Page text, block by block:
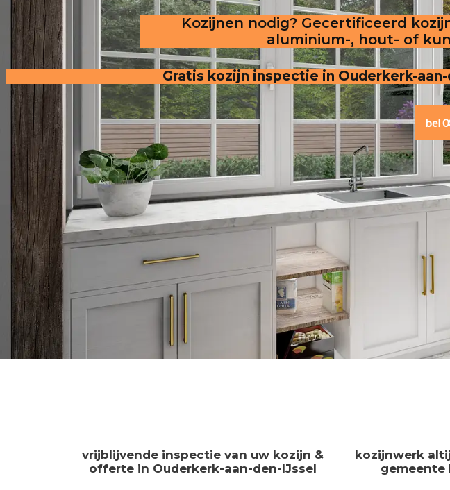
Kozijnen nodig? Gecertificeerd
aluminium-, hout- of
Gratis kozijn inspectie in Ouderkerk-
bel
vrijblijvende inspectie van uw kozijn &
offerte in Ouderkerk-aan-den-IJssel
kozijnwerk
gemeente